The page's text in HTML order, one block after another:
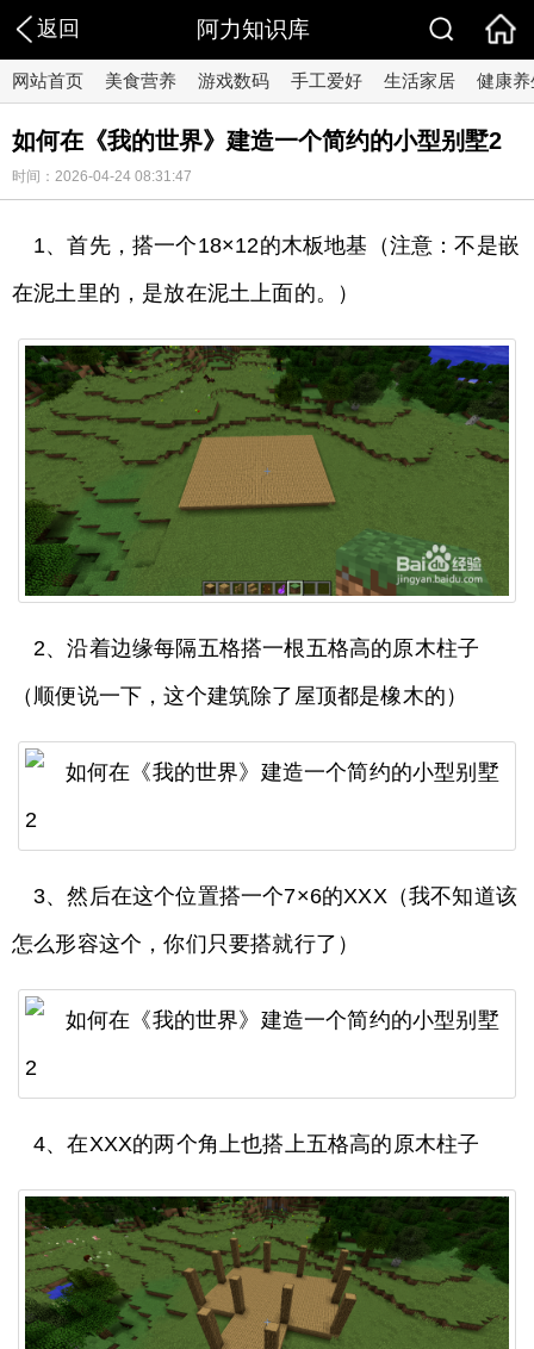
返回 阿力知识库
网站首页 美食营养 游戏数码 手工爱好 生活家居 健康养
如何在《我的世界》建造一个简约的小型别墅2
时间：2026-04-24 08:31:47
1、首先，搭一个18×12的木板地基（注意：不是嵌
在泥土里的，是放在泥土上面的。）
2、沿着边缘每隔五格搭一根五格高的原木柱子
（顺便说一下，这个建筑除了屋顶都是橡木的）
3、然后在这个位置搭一个7×6的XXX（我不知道该
怎么形容这个，你们只要搭就行了）
4、在XXX的两个角上也搭上五格高的原木柱子